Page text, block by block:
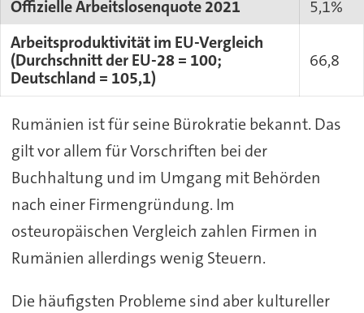
Offizielle Arbeitslosenquote 2021
5,1%
Arbeitsproduktivität im EU-Vergleich
(Durchschnitt der EU-28 = 100;
Deutschland = 105,1)
66,8
Rumänien ist für seine Bürokratie bekannt. Das
gilt vor allem für Vorschriften bei der
Buchhaltung und im Umgang mit Behörden
nach einer Firmengründung. Im
osteuropäischen Vergleich zahlen Firmen in
Rumänien allerdings wenig Steuern.
Die häufigsten Probleme sind aber kultureller